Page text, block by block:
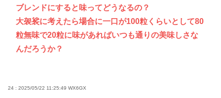
ブレンドにすると味ってどうなるの？
大袈裟に考えたら場合に一口が100粒くらいとして80
粒無味で20粒に味があればいつも通りの美味しさな
んだろうか？
24 : 2025/05/22 11:25:49 WX6GX